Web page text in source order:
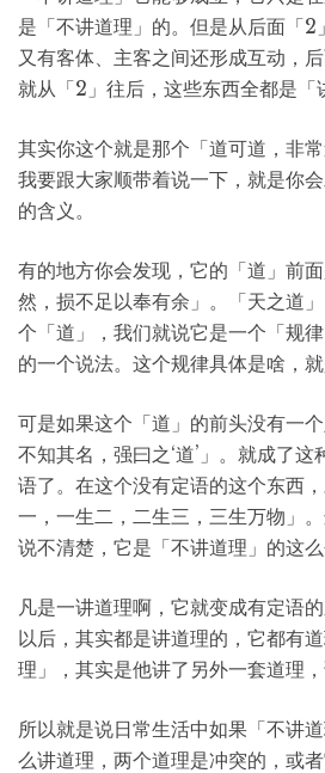
是「不讲道理」的。但是从后面「
又有客体、主客之间还形成互动，
就从「2」往后，这些东西全都是「
其实你这个就是那个「道可道，非
我要跟大家顺带着说一下，就是你
的含义。
有的地方你会发现，它的「道」前
然，损不足以奉有余」。「天之道
个「道」，我们就说它是一个「规
的一个说法。这个规律具体是啥，就
可是如果这个「道」的前头没有一
不知其名，强曰之‘道’」。就成了
语了。在这个没有定语的这个东西
一，一生二，二生三，三生万物」
说不清楚，它是「不讲道理」的这么
凡是一讲道理啊，它就变成有定语
以后，其实都是讲道理的，它都有
理」，其实是他讲了另外一套道理
所以就是说日常生活中如果「不讲
么讲道理，两个道理是冲突的，或